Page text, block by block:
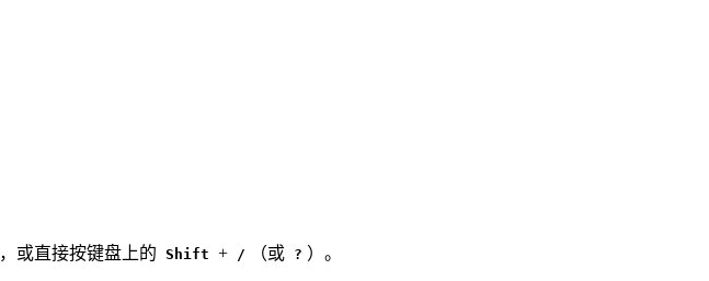
，或直接按键盘上的 Shift + / （或 ? ）。